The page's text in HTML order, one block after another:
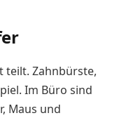
teilt. Zahnbürste,
Im Büro sind
Maus und